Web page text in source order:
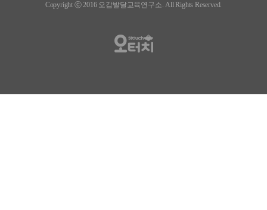
Copyright ⓒ 2016 오감발달교육연구소. All Rights Reserved.